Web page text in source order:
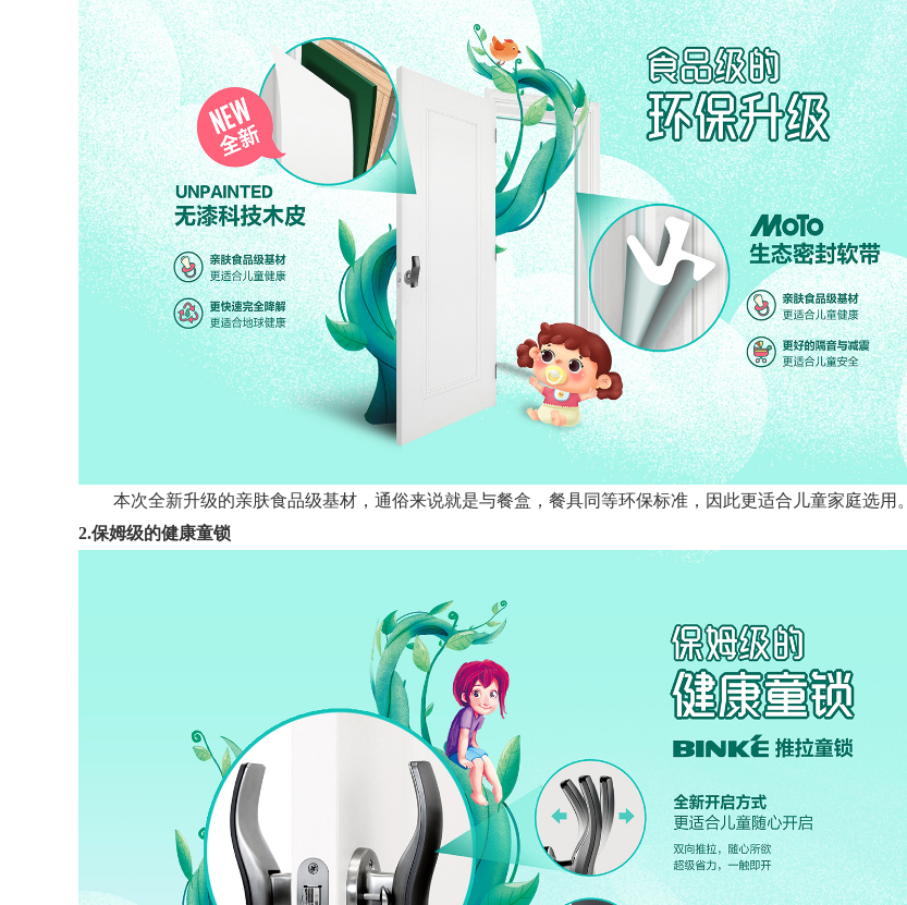
本次全新升级的亲肤食品级基材，通俗来说就是与餐盒，餐具同等环保标准，因此更适合儿童家庭选用。
2.保姆级的健康童锁